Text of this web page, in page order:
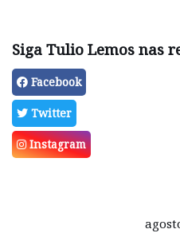
Siga Tulio Lemos nas
Facebook
Twitter
Instagram